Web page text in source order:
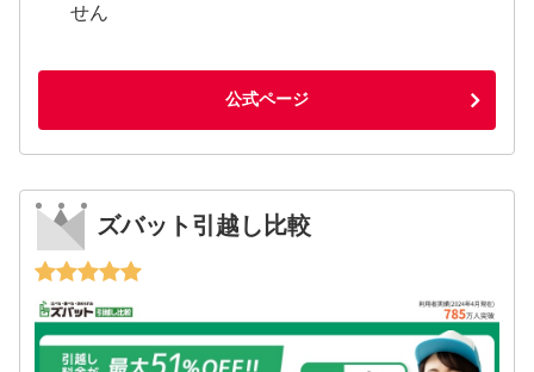
せん
公式ページ
ズバット引越し比較